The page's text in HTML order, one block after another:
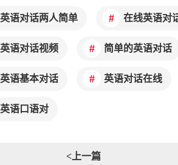
英语对话两人简单 在线英语对
英语对话视频 简单的英语对话
英语基本对话 英语对话在线
英语口语对
<上一篇